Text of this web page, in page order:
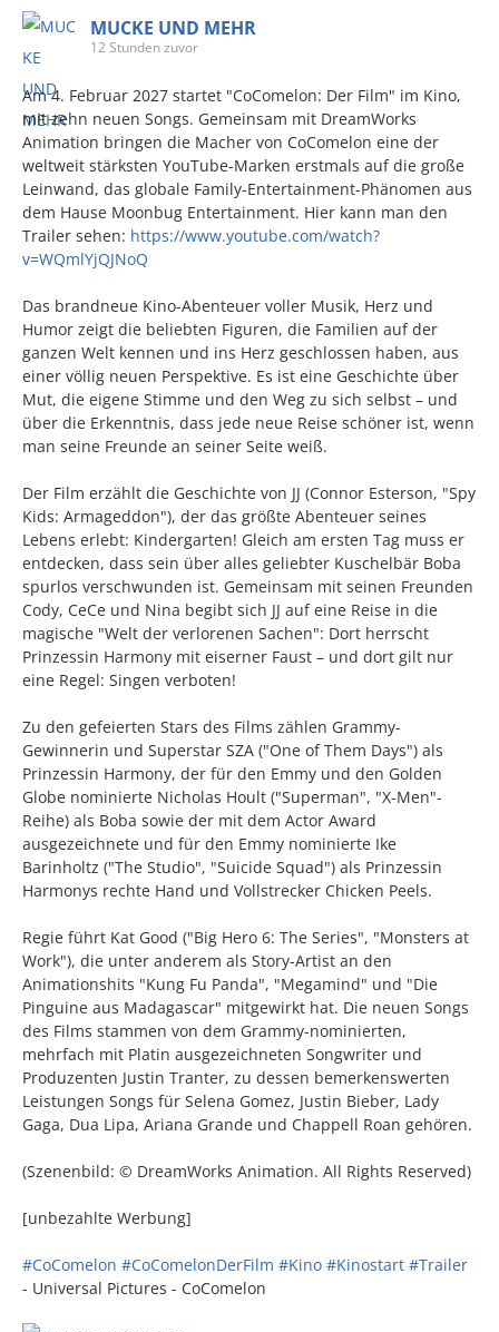
MUCKE UND MEHR
12 Stunden zuvor
Am 4. Februar 2027 startet "CoComelon: Der Film" im Kino,
mit zehn neuen Songs. Gemeinsam mit DreamWorks
Animation bringen die Macher von CoComelon eine der
weltweit stärksten YouTube-Marken erstmals auf die große
Leinwand, das globale Family-Entertainment-Phänomen aus
dem Hause Moonbug Entertainment. Hier kann man den
Trailer sehen: https://www.youtube.com/watch?
v=WQmlYjQJNoQ
Das brandneue Kino-Abenteuer voller Musik, Herz und
Humor zeigt die beliebten Figuren, die Familien auf der
ganzen Welt kennen und ins Herz geschlossen haben, aus
einer völlig neuen Perspektive. Es ist eine Geschichte über
Mut, die eigene Stimme und den Weg zu sich selbst – und
über die Erkenntnis, dass jede neue Reise schöner ist, wenn
man seine Freunde an seiner Seite weiß.
Der Film erzählt die Geschichte von JJ (Connor Esterson, "Spy
Kids: Armageddon"), der das größte Abenteuer seines
Lebens erlebt: Kindergarten! Gleich am ersten Tag muss er
entdecken, dass sein über alles geliebter Kuschelbär Boba
spurlos verschwunden ist. Gemeinsam mit seinen Freunden
Cody, CeCe und Nina begibt sich JJ auf eine Reise in die
magische "Welt der verlorenen Sachen": Dort herrscht
Prinzessin Harmony mit eiserner Faust – und dort gilt nur
eine Regel: Singen verboten!
Zu den gefeierten Stars des Films zählen Grammy-
Gewinnerin und Superstar SZA ("One of Them Days") als
Prinzessin Harmony, der für den Emmy und den Golden
Globe nominierte Nicholas Hoult ("Superman", "X-Men"-
Reihe) als Boba sowie der mit dem Actor Award
ausgezeichnete und für den Emmy nominierte Ike
Barinholtz ("The Studio", "Suicide Squad") als Prinzessin
Harmonys rechte Hand und Vollstrecker Chicken Peels.
Regie führt Kat Good ("Big Hero 6: The Series", "Monsters at
Work"), die unter anderem als Story-Artist an den
Animationshits "Kung Fu Panda", "Megamind" und "Die
Pinguine aus Madagascar" mitgewirkt hat. Die neuen Songs
des Films stammen von dem Grammy-nominierten,
mehrfach mit Platin ausgezeichneten Songwriter und
Produzenten Justin Tranter, zu dessen bemerkenswerten
Leistungen Songs für Selena Gomez, Justin Bieber, Lady
Gaga, Dua Lipa, Ariana Grande und Chappell Roan gehören.
(Szenenbild: © DreamWorks Animation. All Rights Reserved)
[unbezahlte Werbung]
#CoComelon #CoComelonDerFilm #Kino #Kinostart #Trailer
- Universal Pictures - CoComelon